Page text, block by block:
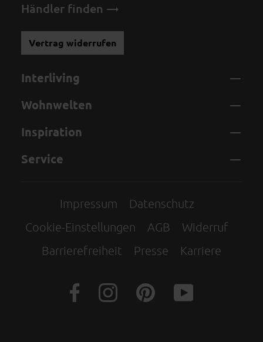
Händler finden
Vertrag widerrufen
Interliving
Wohnwelten
Inspiration
Service
Impressum
Datenschutz
Cookie-Einstellungen
AGB
Widerruf
Barrierefreiheit
Presse Karriere